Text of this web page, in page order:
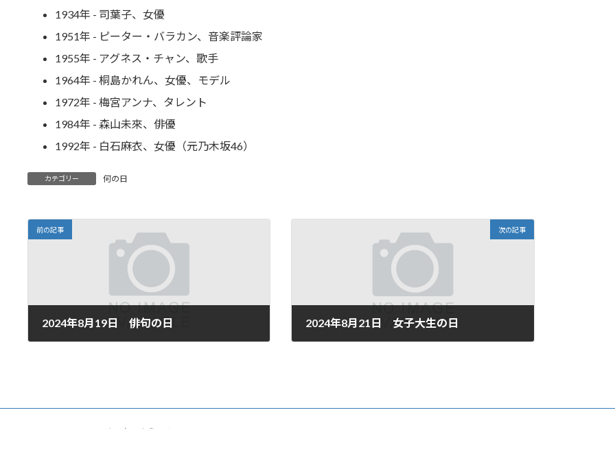
1934年 - 司葉子、女優
1951年 - ピーター・バラカン、音楽評論家
1955年 - アグネス・チャン、歌手
1964年 - 桐島かれん、女優、モデル
1972年 - 梅宮アンナ、タレント
1984年 - 森山未來、俳優
1992年 - 白石麻衣、女優（元乃木坂46）
カテゴリー 何の日
前の記事
2024年8月19日 俳句の日
次の記事
2024年8月21日 女子大生の日
Copyright © あるむへようこそ All Rights Reserved.